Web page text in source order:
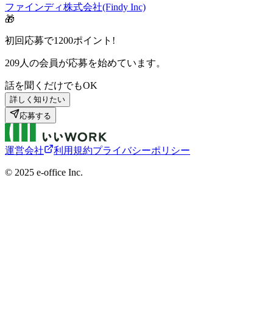
ファインディ株式会社(Findy Inc)
🎁
初回応募で1200ポイント!
209人の会員が応募を始めています。
話を聞くだけでもOK
詳しく知りたい
応募する
運営会社 利用規約プライバシーポリシー
©︎ 2025 e-office Inc.